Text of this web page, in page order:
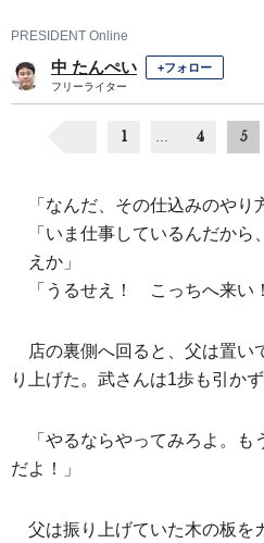
PRESIDENT Online
中 たんぺい +フォロー
フリーライター
1 … 4 5
「なんだ、その仕込みのやり
「いま仕事しているんだか
えか」
「うるせえ！ こっちへ来い
店の裏側へ回ると、父は置い
り上げた。武さんは1歩も引か
「やるならやってみろよ。
だよ！」
父は振り上げていた木の板を